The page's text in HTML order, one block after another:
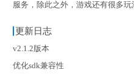
服务，除此之外，游戏还有很多玩
更新日志
v2.1.2版本
优化sdk兼容性